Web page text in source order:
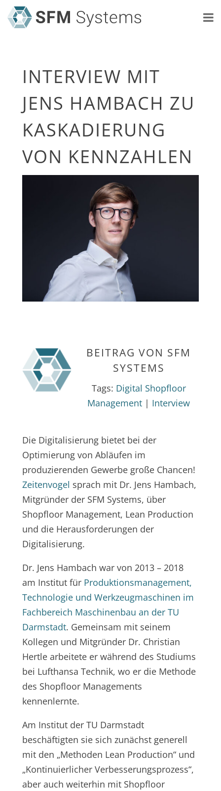
INTERVIEW MIT
JENS HAMBACH ZU
KASKADIERUNG
VON KENNZAHLEN
BEITRAG VON SFM
SYSTEMS
Tags: Digital Shopfloor
Management | Interview
Die Digitalisierung bietet bei der
Optimierung von Abläufen im
produzierenden Gewerbe große Chancen!
Zeitenvogel sprach mit Dr. Jens Hambach,
Mitgründer der SFM Systems, über
Shopfloor Management, Lean Production
und die Herausforderungen der
Digitalisierung.
Dr. Jens Hambach war von 2013 – 2018
am Institut für Produktionsmanagement,
Technologie und Werkzeugmaschinen im
Fachbereich Maschinenbau an der TU
Darmstadt. Gemeinsam mit seinem
Kollegen und Mitgründer Dr. Christian
Hertle arbeitete er während des Studiums
bei Lufthansa Technik, wo er die Methode
des Shopfloor Managements
kennenlernte.
Am Institut der TU Darmstadt
beschäftigten sie sich zunächst generell
mit den „Methoden Lean Production“ und
„Kontinuierlicher Verbesserungsprozess“,
aber auch weiterhin mit Shopfloor